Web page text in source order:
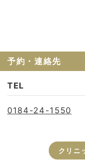
予約・連絡先
TEL
0184-24-1550
クリニ